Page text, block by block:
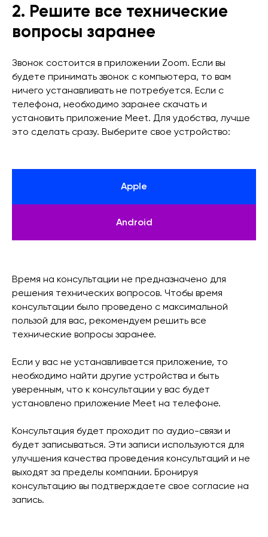
2. Решите все технические
вопросы заранее
Звонок состоится в приложении Zoom. Если вы
будете принимать звонок с компьютера, то вам
ничего устанавливать не потребуется. Если с
телефона, необходимо заранее скачать и
установить приложение Meet. Для удобства, лучше
это сделать сразу. Выберите свое устройство:
Apple
Android
Время на консультации не предназначено для
решения технических вопросов. Чтобы время
консультации было проведено с максимальной
пользой для вас, рекомендуем решить все
технические вопросы заранее.
Если у вас не устанавливается приложение, то
необходимо найти другие устройства и быть
уверенным, что к консультации у вас будет
установлено приложение Meet на телефоне.
Консультация будет проходит по аудио-связи и
будет записываться. Эти записи используются для
улучшения качества проведения консультаций и не
выходят за пределы компании. Бронируя
консультацию вы подтверждаете свое согласие на
запись.